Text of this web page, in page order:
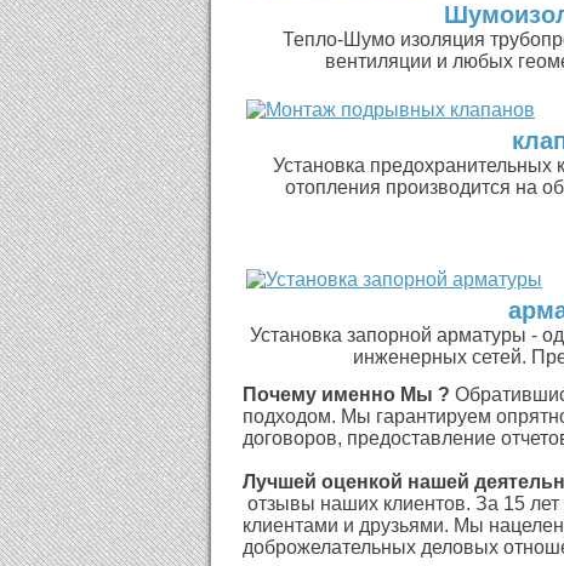
Тепло-Шумо изоляция
вентиляции и любых
Установка предохранительных
отопления производится на
Установка запорной арматуры -
инженерных сетей.
Почему именно Мы ?
подходом. Мы гарантируем
договоров, предоставление
Лучшей оценкой нашей
отзывы наших клиентов. За 15
клиентами и друзьями. Мы
доброжелательных деловых